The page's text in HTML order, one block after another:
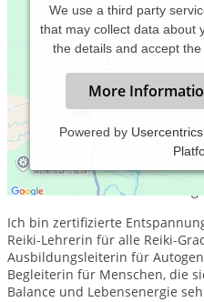
We use a third party
that may collect data about
the details and accept
More
Powered by
Ich bin Sina Hoffmann
Gründerin von Mindful Healing.
Ich bin zertifizierte
Reiki-Lehrerin für alle Reiki-
Ausbildungsleiterin für
Begleiterin für Menschen, die
Balance und Lebensenergie